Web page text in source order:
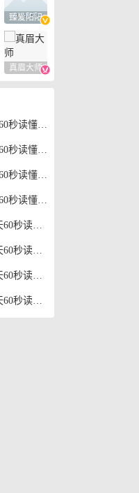
臻爱阳阳
真眉大师
懂世界！
懂世界！
懂世界！
懂世界！
世界！
世界！
世界！
世界！